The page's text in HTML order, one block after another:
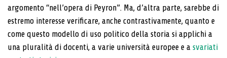
argomento “nell’opera di Peyron”. Ma, d’altra parte, sarebbe di
estremo interesse verificare, anche contrastivamente, quanto e
come questo modello di uso po­litico della storia si applichi a
una pluralità di docenti, a varie università europee e a svariati